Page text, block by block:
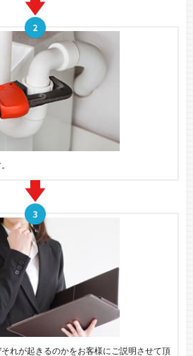
れが起きるのかをお客様にご説明させて頂